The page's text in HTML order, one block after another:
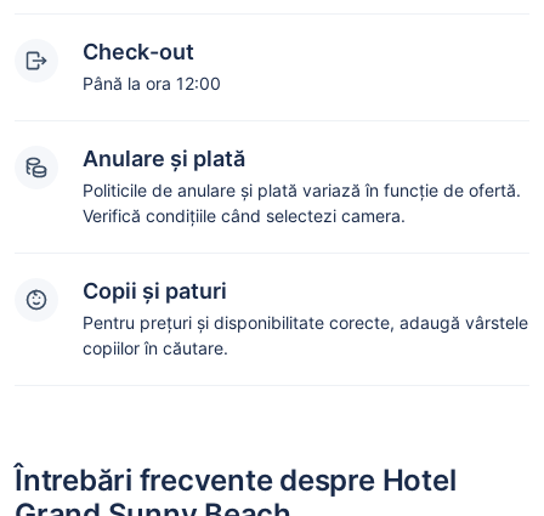
Check-out
Până la ora 12:00
Anulare și plată
Politicile de anulare și plată variază în funcție de ofertă.
Verifică condițiile când selectezi camera.
Copii și paturi
Pentru prețuri și disponibilitate corecte, adaugă vârstele
copiilor în căutare.
Întrebări frecvente despre Hotel